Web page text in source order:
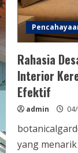
Rahasia
Interior
Efektif
admin
yang